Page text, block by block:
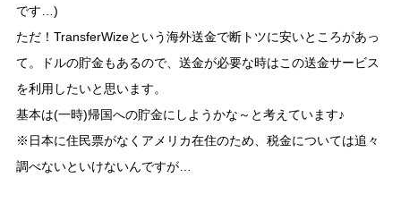
です…)
ただ！TransferWizeという海外送金で断トツに安いところがあっ
て。ドルの貯金もあるので、送金が必要な時はこの送金サービス
を利用したいと思います。
基本は(一時)帰国への貯金にしようかな～と考えています♪
※日本に住民票がなくアメリカ在住のため、税金については追々
調べないといけないんですが…